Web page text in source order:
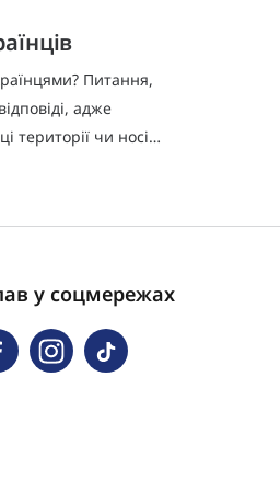
Питання,
адже
чи носії
у соцмережах